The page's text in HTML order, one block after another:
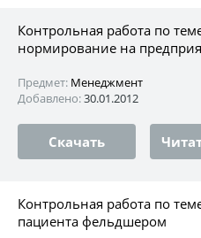
Контрольная работа по
нормирование на
Предмет: Менеджмент
Добавлено:30.01.2012
Скачать
Контрольная работа по
пациента фельдшером